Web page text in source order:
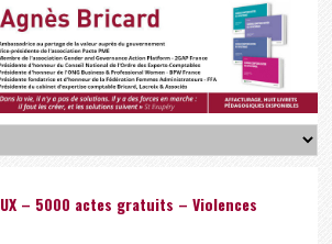
– 5000 actes gratuits – Violences